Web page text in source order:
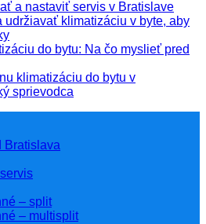
a nastaviť servis v Bratislave
udržiavať klimatizáciu v byte, aby
do bytu: Na čo myslieť pred
klimatizáciu do bytu v
sprievodca
Bratislava
– split
– multisplit